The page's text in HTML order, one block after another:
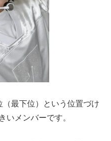
最下位）という位置づけ
いメンバーです。